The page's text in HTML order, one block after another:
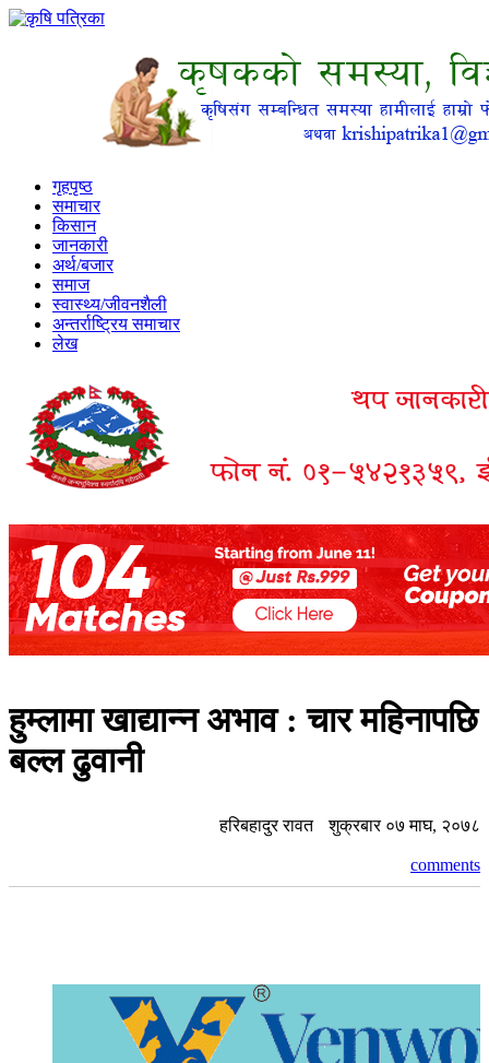
गृहपृष्ठ
समाचार
किसान
जानकारी
अर्थ/बजार
समाज
स्वास्थ्य/जीवनशैली
अन्तर्राष्ट्रिय समाचार
लेख
हुम्लामा खाद्यान्न अभाव : चार महिनापछि
बल्ल ढुवानी
हरिबहादुर रावत शुक्रबार ०७ माघ, २०७८
comments